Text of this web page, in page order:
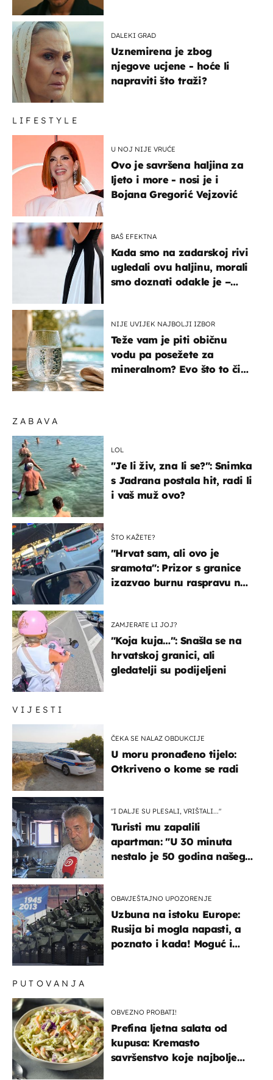
VIJESTI
ČEKA SE NALAZ OBDUKCIJE
U moru pronađeno tijelo:
Otkriveno o kome se radi
"I DALJE SU PLESALI, VRIŠTALI..."
Turisti mu zapalili
apartman: "U 30 minuta
nestalo je 50 godina našeg
OBAVJEŠTAJNO UPOZORENJE
Uzbuna na istoku Europe:
Rusija bi mogla napasti, a
poznato i kada! Moguć i
ZABAVA
LOL
"Je li živ, zna li se?": Snimka
s Jadrana postala hit, radi li
i vaš muž ovo?
ŠTO KAŽETE?
"Hrvat sam, ali ovo je
sramota": Prizor s granice
izazvao burnu raspravu na
ZAMJERATE LI JOJ?
"Koja kuja…": Snašla se na
hrvatskoj granici, ali
gledatelji su podijeljeni
DALEKI GRAD
Uznemirena je zbog
njegove ucjene - hoće li
napraviti što traži?
PUTOVANJA
OBVEZNO PROBATI!
Prefina ljetna salata od
kupusa: Kremasto
savršenstvo koje najbolje
LIFESTYLE
U NOJ NIJE VRUĆE
Ovo je savršena haljina za
ljeto i more - nosi je i
Bojana Gregorić Vejzović
BAŠ EFEKTNA
Kada smo na zadarskoj rivi
ugledali ovu haljinu, morali
smo doznati odakle je –
NIJE UVIJEK NAJBOLJI IZBOR
Teže vam je piti običnu
vodu pa posežete za
mineralnom? Evo što to čini